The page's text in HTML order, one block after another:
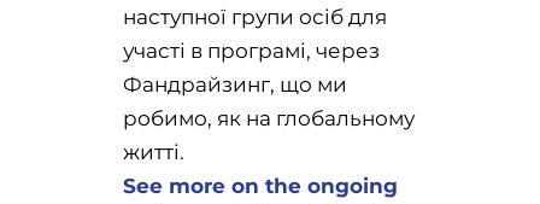
наступної групи осіб для
участі в програмі, через
Фандрайзинг, що ми
робимо, як на глобальному
житті.
See more on the ongoing